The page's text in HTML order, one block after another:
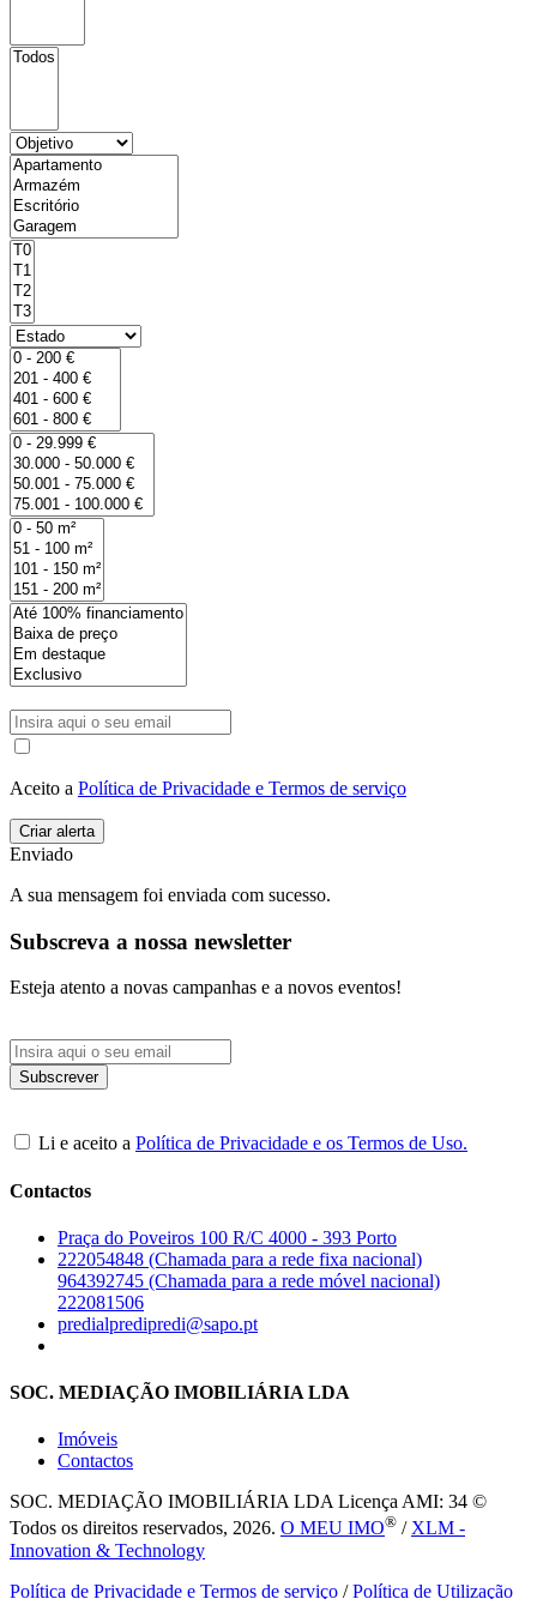
Aceito a Política de Privacidade e Termos de serviço
Enviado
A sua mensagem foi enviada com sucesso.
Subscreva a nossa newsletter
Esteja atento a novas campanhas e a novos eventos!
Li e aceito a Política de Privacidade e os Termos de Uso.
Contactos
Praça do Poveiros 100 R/C 4000 - 393 Porto
222054848 (Chamada para a rede fixa nacional)
964392745 (Chamada para a rede móvel nacional)
222081506
predialpredipredi@sapo.pt
SOC. MEDIAÇÃO IMOBILIÁRIA LDA
Imóveis
Contactos
SOC. MEDIAÇÃO IMOBILIÁRIA LDA Licença AMI: 34 ©
Todos os direitos reservados, 2026. O MEU IMO® /XLM -
Innovation & Technology
Política de Privacidade e Termos de serviço /Política de Utilização